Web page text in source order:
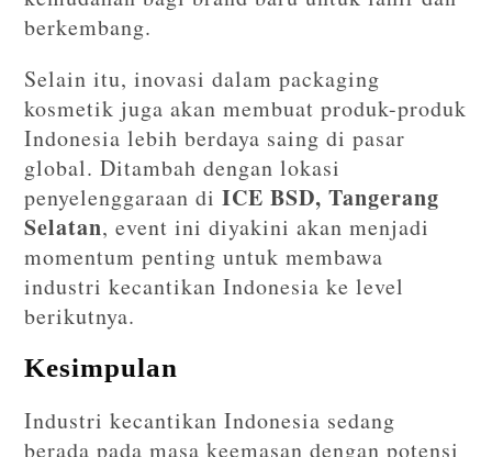
berkembang.
Selain itu, inovasi dalam packaging
kosmetik juga akan membuat produk-produk
Indonesia lebih berdaya saing di pasar
global. Ditambah dengan lokasi
penyelenggaraan diICE BSD, Tangerang
Selatan, event ini diyakini akan menjadi
momentum penting untuk membawa
industri kecantikan Indonesia ke level
berikutnya.
Kesimpulan
Industri kecantikan Indonesia sedang
berada pada masa keemasan dengan potensi